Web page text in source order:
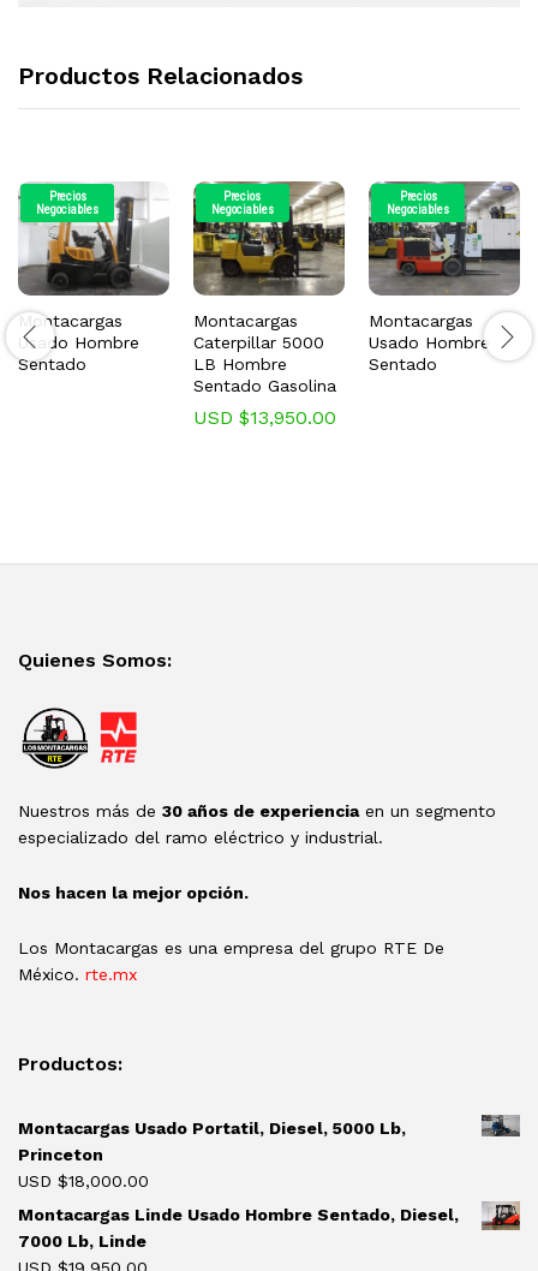
Productos Relacionados
Precios
Negociables
Montacargas
Usado Hombre
Sentado
Precios
Negociables
Montacargas
Caterpillar 5000
LB Hombre
Sentado Gasolina
USD $13,950.00
Precios
Negociables
Montacargas
Usado Hombre
Sentado
Quienes Somos:
Nuestros más de 30 años de experienciaen un segmento
especializado del ramo eléctrico y industrial.
Nos hacen la mejor opción.
Los Montacargas es una empresa del grupo RTE De
México. rte.mx
Productos:
Montacargas Usado Portatil, Diesel, 5000 Lb,
Princeton
USD $18,000.00
Montacargas Linde Usado Hombre Sentado, Diesel,
7000 Lb, Linde
USD $19,950.00